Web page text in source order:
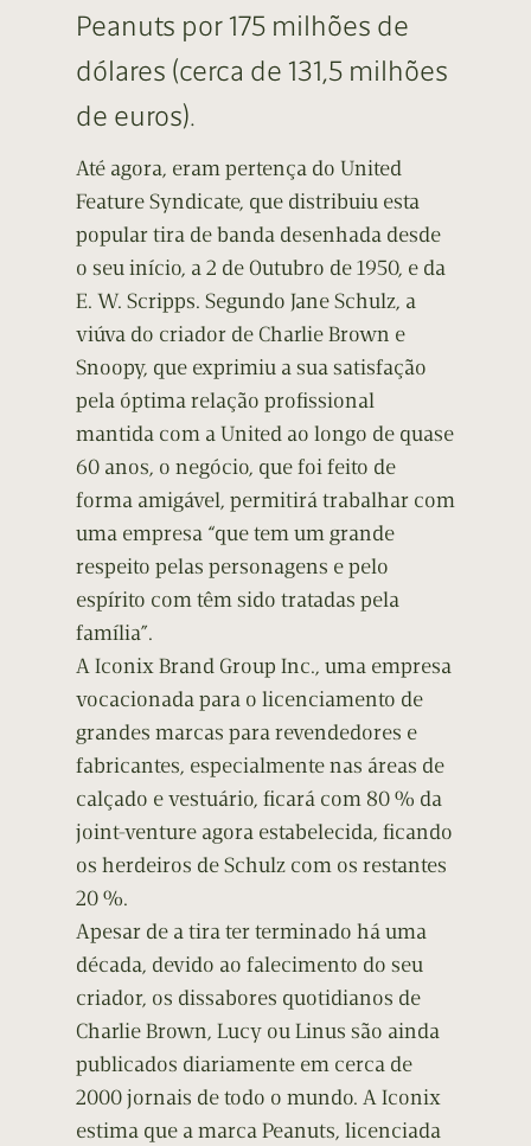
Peanuts por 175 milhões de
dólares (cerca de 131,5 milhões
de euros).
Até agora, eram pertença do United
Feature Syndicate, que distribuiu esta
popular tira de banda desenhada desde
o seu início, a 2 de Outubro de 1950, e da
E. W. Scripps. Segundo Jane Schulz, a
viúva do criador de Charlie Brown e
Snoopy, que exprimiu a sua satisfação
pela óptima relação profissional
mantida com a United ao longo de quase
60 anos, o negócio, que foi feito de
forma amigável, permitirá trabalhar com
uma empresa “que tem um grande
respeito pelas personagens e pelo
espírito com têm sido tratadas pela
família”.
A Iconix Brand Group Inc., uma empresa
vocacionada para o licenciamento de
grandes marcas para revendedores e
fabricantes, especialmente nas áreas de
calçado e vestuário, ficará com 80 % da
joint-venture agora estabelecida, ficando
os herdeiros de Schulz com os restantes
20 %.
Apesar de a tira ter terminado há uma
década, devido ao falecimento do seu
criador, os dissabores quotidianos de
Charlie Brown, Lucy ou Linus são ainda
publicados diariamente em cerca de
2000 jornais de todo o mundo. A Iconix
estima que a marca Peanuts, licenciada